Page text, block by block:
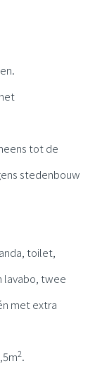
tot de
stedenbouw
toilet,
lavabo, twee
met extra
2.